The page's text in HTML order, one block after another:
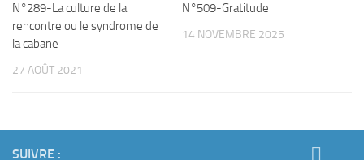
N°289-La culture de la
rencontre ou le syndrome de
la cabane
27 AOÛT 2021
N°509-Gratitude
14 NOVEMBRE 2025
SUIVRE :